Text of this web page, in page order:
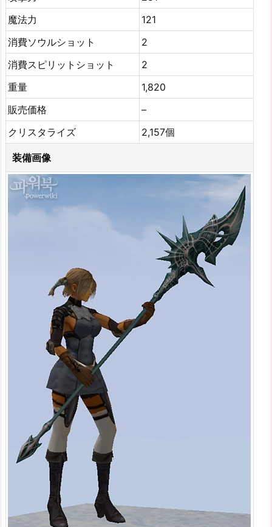
魔法力
121
消費ソウルショット
2
消費スピリットショット
2
重量
1,820
販売価格
–
クリスタライズ
2,157個
装備画像